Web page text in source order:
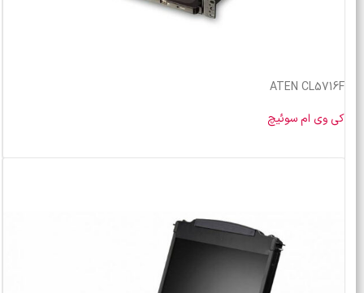
ATEN CL5716F
کی وی ام سوئیچ